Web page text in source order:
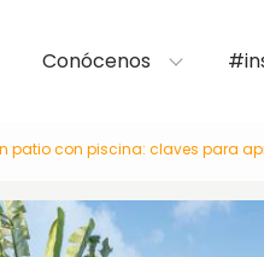
Conócenos
patio con piscina: claves para